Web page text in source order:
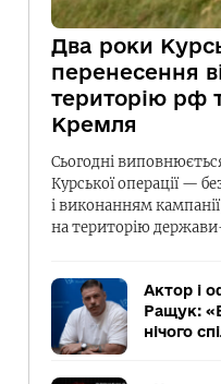
Два роки
перенесення
територію рф
Кремля
Сьогодні
Курської операції —
і виконанням
на територію
Актор і
Ращук:
нічого